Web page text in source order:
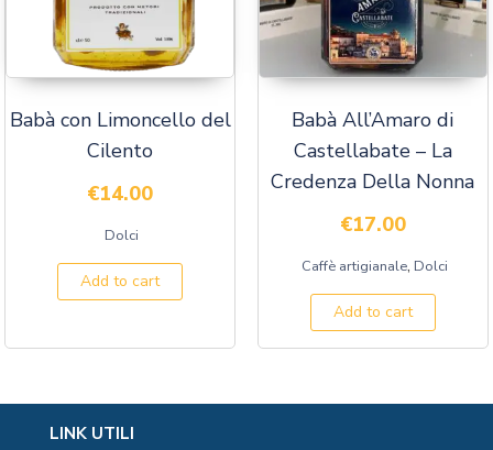
Babà con Limoncello del
Cilento
€14.00
Dolci
Add to cart
Babà All’Amaro di
Castellabate – La
Credenza Della Nonna
€17.00
Caffè artigianale, Dolci
Add to cart
LINK UTILI